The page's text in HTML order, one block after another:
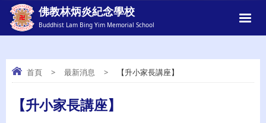
佛教林炳炎紀念學校
Buddhist Lam Bing Yim Memorial School
【升小家長講座】
首頁 > 最新消息 > 【升小家長講座】
【升小家長講座】